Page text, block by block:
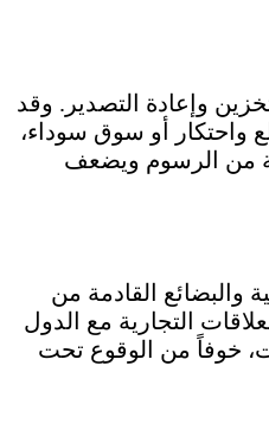
وإعادة التصدير. وقد
واحتكار أو سوق سوداء،
من الرسوم ويضعف
الإسرائيلية والبضائع القادمة من
التجارية مع الدول
خوفاً من الوقوع تحت